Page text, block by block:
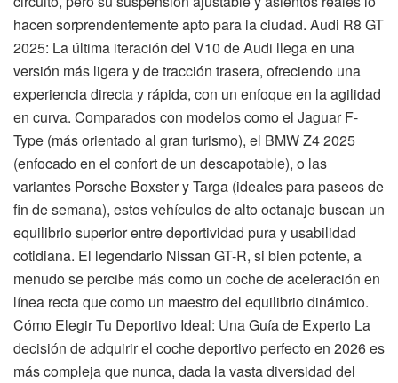
hacen sorprendentemente apto para la ciudad. Audi R8 GT
2025: La última iteración del V10 de Audi llega en una
versión más ligera y de tracción trasera, ofreciendo una
experiencia directa y rápida, con un enfoque en la agilidad
en curva. Comparados con modelos como el Jaguar F-
Type (más orientado al gran turismo), el BMW Z4 2025
(enfocado en el confort de un descapotable), o las
variantes Porsche Boxster y Targa (ideales para paseos de
fin de semana), estos vehículos de alto octanaje buscan un
equilibrio superior entre deportividad pura y usabilidad
cotidiana. El legendario Nissan GT-R, si bien potente, a
menudo se percibe más como un coche de aceleración en
línea recta que como un maestro del equilibrio dinámico.
Cómo Elegir Tu Deportivo Ideal: Una Guía de Experto La
decisión de adquirir el coche deportivo perfecto en 2026 es
más compleja que nunca, dada la vasta diversidad del